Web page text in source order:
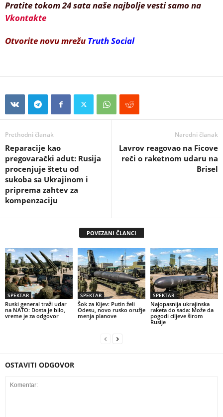
Pratite tokom 24 sata naše najbolje vesti samo na
Vkontakte
Otvorite novu mrežu Truth Social
Prethodni članak
Reparacije kao
pregovarački adut: Rusija
procenjuje štetu od
sukoba sa Ukrajinom i
priprema zahtev za
kompenzaciju
Naredni članak
Lavrov reagovao na Ficove
reči o raketnom udaru na
Brisel
POVEZANI ČLANCI
SPEKTAR
Ruski general traži udar
na NATO: Dosta je bilo,
vreme je za odgovor
SPEKTAR
Šok za Kijev: Putin želi
Odesu, novo rusko oružje
menja planove
SPEKTAR
Najopasnija ukrajinska
raketa do sada: Može da
pogodi ciljeve širom
Rusije
OSTAVITI ODGOVOR